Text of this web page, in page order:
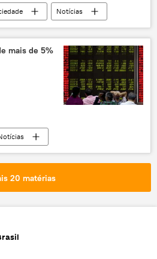
Notícias
serpentes
mais de 5%
20 matérias